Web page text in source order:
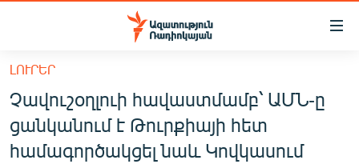
Մատչելիության
հիմնական
բովանդակությանը
Անցնել
հիմնական
մենյուին
ՀԱՅԱՍՏԱՆ
ՔԱՂԱՔԱԿԱՆ
ԼՈՒՐԵՐ
Չավուշօղլուի հավաստմամբ՝ ԱՄՆ-ը
ցանկանում է Թուրքիայի հետ
համագործակցել նաև Կովկասում